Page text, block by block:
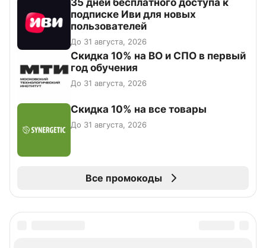
35 дней бесплатного доступа к
подписке Иви для новых
пользователей
До 31 августа, 2026
Скидка 10% на ВО и СПО в первый
год обучения
До 31 августа, 2026
Скидка 10% на все товары
До 31 августа, 2026
Все промокоды